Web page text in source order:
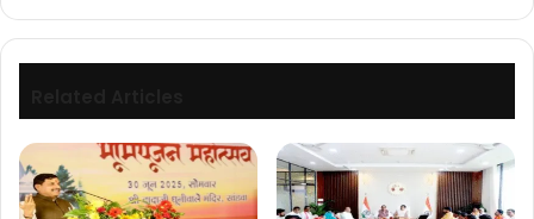
आम
आदमी
की
से
दूर
हो
जाये.....